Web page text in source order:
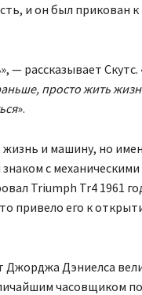
и он был прикован
», — рассказывает Скутс.
просто жить
».
и машину, но
с
Triumph Tr4 1961
привело его к
Джорджа Дэниелса
часовщиком